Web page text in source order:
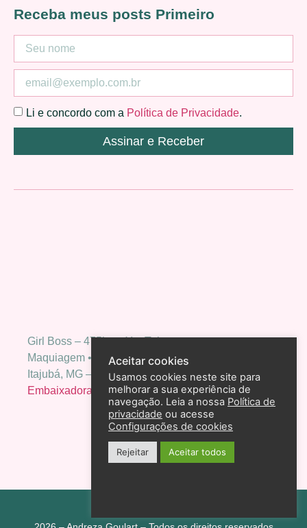
Girl Boss – 475k no YouTube
Maquiagem • Moda • Empoderamento.
Itajubá, MG – Caixa Postal 166 CEP 37500-970
Embaixadora Bio Extratus
Receba meus posts Primeiro
Li e concordo com a Política de Privacidade
Assinar e Receber
Aceitar cookies
Usamos cookies neste site para
melhorar a sua experiência de
navegação. Leia a nossa Política de
privacidade ou acesse
Configurações de cookies
Rejeitar Aceitar todos